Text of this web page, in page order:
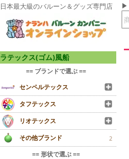
日本最大級のバルーン＆グッズ専門店
ラテックス(ゴム)風船
== ブランドで選ぶ ==
センペルテックス
タフテックス
リオテックス
その他ブランド
2
== 形状で選ぶ ==